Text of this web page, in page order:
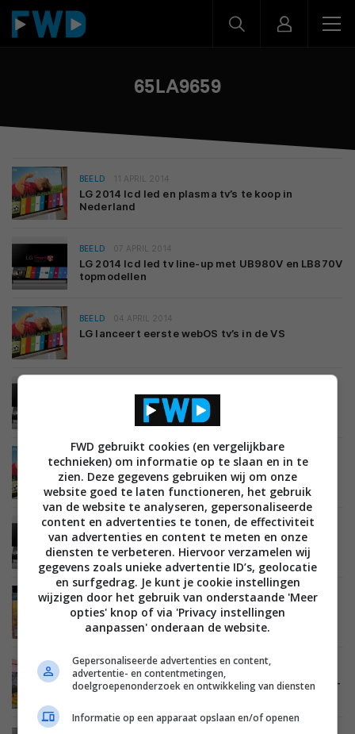
65LA9659
BEELD 11 APRIL 2014
LG 2014 lcd led en plasma tv’s te koop in
Nederland
BEELD 07 APRIL 2014
LG 2014 lcd led tv line-up met UB980V en LB870V
topmodellen
BEELD 04 APRIL 2014
LG lanceert eerste webOS tv’s in de VS
Eerste prijzen en details LG 2014 lcd led tv’s
BEELD 21 FEBRUARI 2014
LG belooft hoger contrast voor nieuwe 2014 lcd
led tv’s
BEELD 08 JANUARI 2014
LG maakt eerste details 2014 lcd en plasma tv
line-up bekend
BEELD 08 SEPTEMBER 2013
Video-impressie LG 4K Ultra HD tv’s tijdens IFA
2013
BEELD 12 AUGUSTUS 2013
LG lanceert goedkopere varianten 55-inch en 65-
inch 4K Ultra HD tv’s
FWD gebruikt cookies (en vergelijkbare
technieken) om informatie op te slaan en in te
zien. Deze gegevens gebruiken wij om onze
website goed te laten functioneren, het gebruik
van de website te analyseren, gepersonaliseerde
content en advertenties te tonen, de effectiviteit
van advertenties en content te meten en onze
diensten te verbeteren. Hiervoor verzamelen wij
gegevens zoals unieke advertentie ID’s, geolocatie
en surfgedrag. Je kunt je cookie instellingen
wijzigen door het gebruik van onderstaande 'Meer
opties' knop of via 'Privacy instellingen
aanpassen' onderaan de website.
Gepersonaliseerde advertenties en content,
advertentie- en contentmetingen,
doelgroepenonderzoek en ontwikkeling van diensten
Informatie op een apparaat opslaan en/of openen